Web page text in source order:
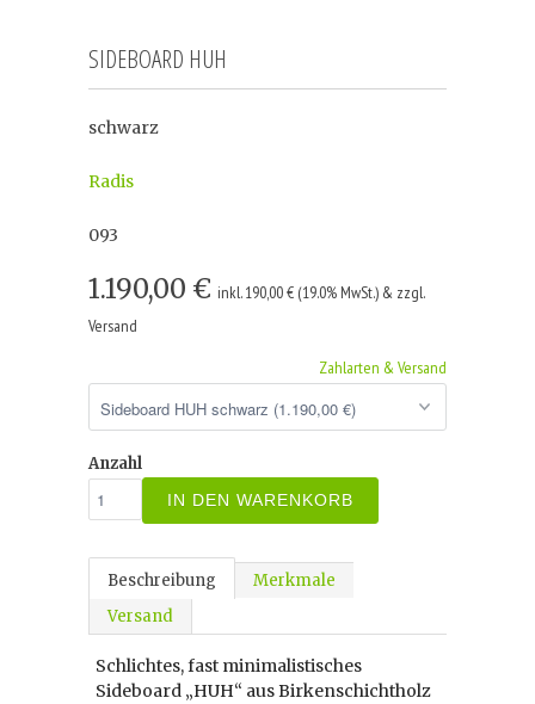
SIDEBOARD HUH
schwarz
Radis
093
1.190,00 € inkl. 190,00 € (19.0% MwSt.) & zzgl.
Versand
Zahlarten & Versand
Anzahl
IN DEN WARENKORB
Beschreibung
Merkmale
Versand
Schlichtes, fast minimalistisches
Sideboard „HUH“ aus Birkenschichtholz